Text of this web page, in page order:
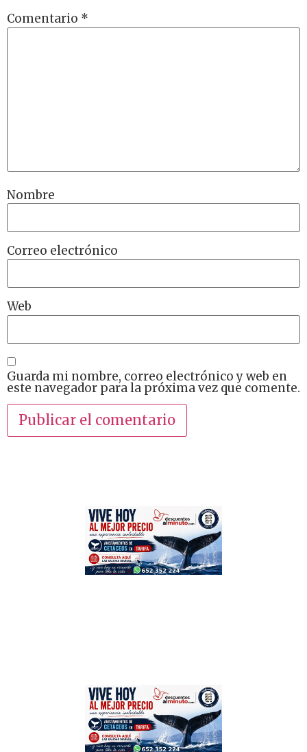
Comentario *
Nombre
Correo electrónico
Web
Guarda mi nombre, correo electrónico y web en
este navegador para la próxima vez que comente.